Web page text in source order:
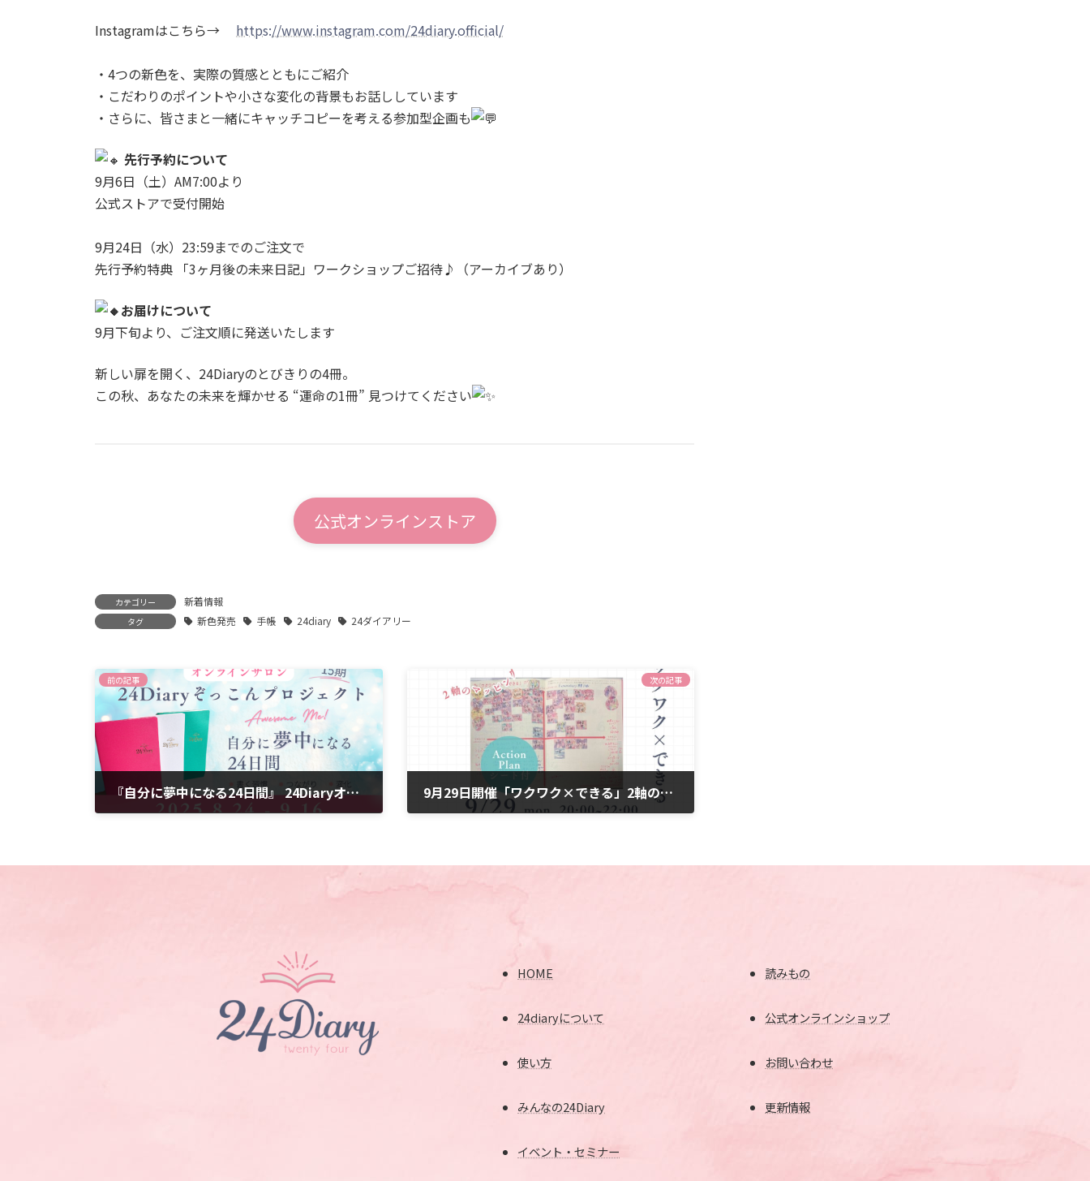
Instagramはこちら→ https://www.instagram.com/24diary.official/
・4つの新色を、実際の質感とともにご紹介
・こだわりのポイントや小さな変化の背景もお話ししています
・さらに、皆さまと一緒にキャッチコピーを考える参加型企画も
先行予約について
9月6日（土）AM7:00より
公式ストアで受付開始
9月24日（水）23:59までのご注文で
先行予約特典 「3ヶ月後の未来日記」ワークショップご招待♪（アーカイブあり）
お届けについて
9月下旬より、ご注文順に発送いたします
新しい扉を開く、24Diaryのとびきりの4冊。
この秋、あなたの未来を輝かせる “運命の1冊” 見つけてください
公式オンラインストア
カテゴリー 新着情報
タグ 新色発売 手帳 24diary 24ダイアリー
前の記事
『自分に夢中になる24日間』 24Diaryオンラインサロン「ぞっこんプロジェクト」15期 8月24日スタート！
次の記事
9月29日開催「ワクワク×できる」2軸のマッピングセミナー
HOME
24diaryについて
使い方
みんなの24Diary
イベント・セミナー
読みもの
公式オンラインショップ
お問い合わせ
更新情報